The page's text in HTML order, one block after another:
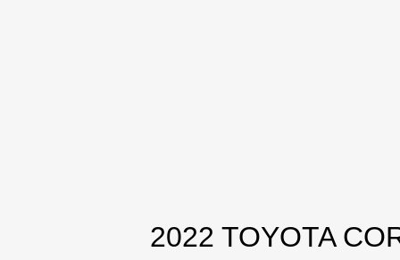
2022 TOYOTA